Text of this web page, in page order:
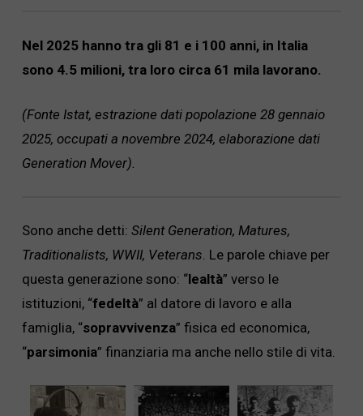
Nel 2025 hanno tra gli 81 e i 100 anni, in Italia
sono 4.5 milioni, tra loro circa 61 mila lavorano.
(Fonte Istat, estrazione dati popolazione 28 gennaio
2025, occupati a novembre 2024, elaborazione dati
Generation Mover).
Sono anche detti: Silent Generation, Matures,
Traditionalists, WWII, Veterans. Le parole chiave per
questa generazione sono: “lealtà” verso le
istituzioni, “fedeltà” al datore di lavoro e alla
famiglia, “sopravvivenza” fisica ed economica,
“parsimonia” finanziaria ma anche nello stile di vita.